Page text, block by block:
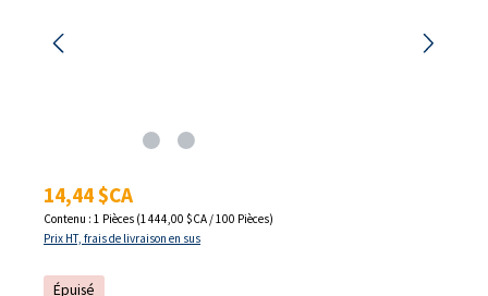
Prix régulier :
14,44 $CA
Contenu : 1 Pièces (1 444,00 $CA / 100 Pièces)
Prix HT, frais de livraison en sus
Épuisé